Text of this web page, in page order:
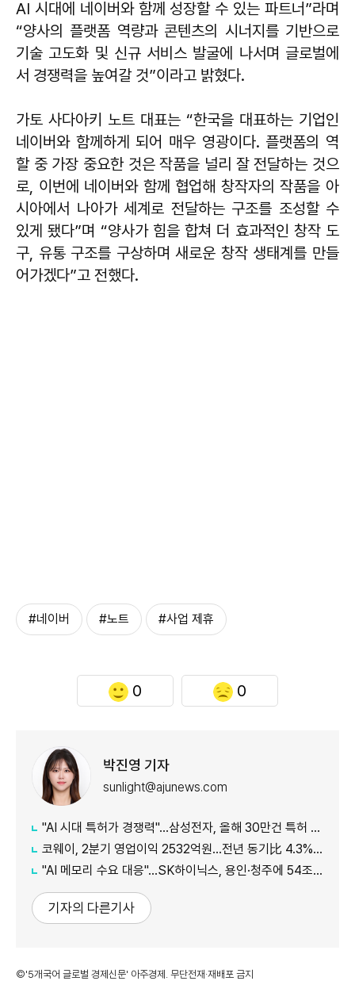
AI 시대에 네이버와 함께 성장할 수 있는 파트너”라며
“양사의 플랫폼 역량과 콘텐츠의 시너지를 기반으로
기술 고도화 및 신규 서비스 발굴에 나서며 글로벌에
서 경쟁력을 높여갈 것”이라고 밝혔다.
가토 사다아키 노트 대표는 “한국을 대표하는 기업인
네이버와 함께하게 되어 매우 영광이다. 플랫폼의 역
할 중 가장 중요한 것은 작품을 널리 잘 전달하는 것으
로, 이번에 네이버와 함께 협업해 창작자의 작품을 아
시아에서 나아가 세계로 전달하는 구조를 조성할 수
있게 됐다”며 “양사가 힘을 합쳐 더 효과적인 창작 도
구, 유통 구조를 구상하며 새로운 창작 생태계를 만들
어가겠다”고 전했다.
#네이버 #노트 #사업 제휴
0 0
박진영 기자
sunlight@ajunews.com
"AI 시대 특허가 경쟁력"…삼성전자, 올해 30만건 특허 시대 연다
코웨이, 2분기 영업이익 2532억원…전년 동기比 4.3% 증가
"AI 메모리 수요 대응"…SK하이닉스, 용인·청주에 54조원 투자
기자의 다른기사
©'5개국어 글로벌 경제신문' 아주경제. 무단전재·재배포 금지